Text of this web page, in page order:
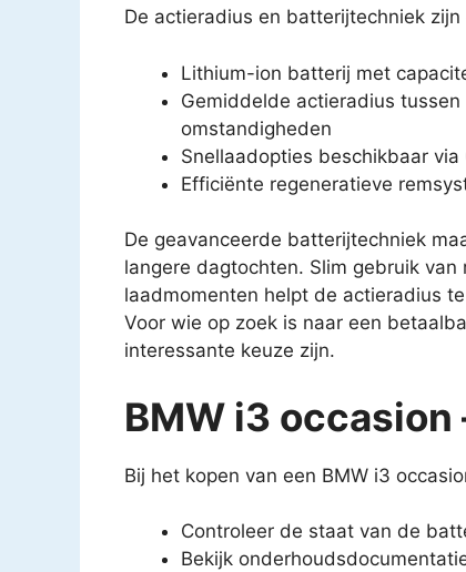
De actieradius en batterijtechniek
Lithium-ion batterij met
Gemiddelde actieradius
omstandigheden
Snellaadopties beschikbaar
Efficiënte regeneratieve
De geavanceerde batterijtechniek
langere dagtochten. Slim gebruik
laadmomenten helpt de actieradius
Voor wie op zoek is naar een
interessante keuze zijn.
BMW i3 occasion
Bij het kopen van een BMW i3
Controleer de staat van de
Bekijk